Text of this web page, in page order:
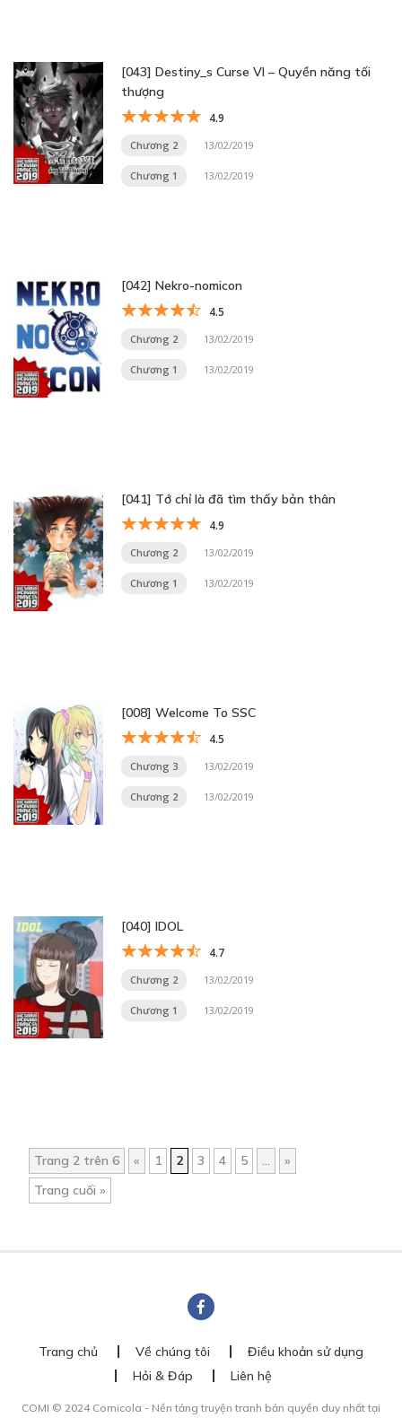
[043] Destiny_s Curse VI – Quyền năng tối
thượng
4.9
Chương 2 13/02/2019
Chương 1 13/02/2019
[042] Nekro-nomicon
4.5
Chương 2 13/02/2019
Chương 1 13/02/2019
[041] Tớ chỉ là đã tìm thấy bản thân
4.9
Chương 2 13/02/2019
Chương 1 13/02/2019
[008] Welcome To SSC
4.5
Chương 3 13/02/2019
Chương 2 13/02/2019
[040] IDOL
4.7
Chương 2 13/02/2019
Chương 1 13/02/2019
Trang 2 trên 6 « 1 2 3 4 5 ...
»
Trang cuối »
Trang chủ Về chúng tôi
Điều khoản sử dụng
Hỏi & Đáp
Liên hệ
COMI © 2024 Comicola - Nền tảng truyện tranh bản quyền duy nhất tại